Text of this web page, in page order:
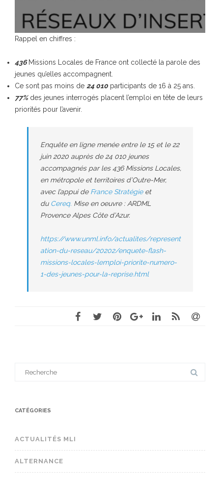
Rappel en chiffres :
436Missions Locales de France ont collecté la parole des
jeunes qu’elles accompagnent.
Ce sont pas moins de 24 010 participants de 16 à 25 ans.
77%des jeunes interrogés placent l’emploi en tête de leurs
priorités pour l’avenir.
Enquête en ligne menée entre le 15 et le 22
juin 2020 auprès de 24 010 jeunes
accompagnés par les 436 Missions Locales,
en métropole et territoires d’Outre-Mer,
avec l’appui de France Stratégieet
du Cereq. Mise en oeuvre : ARDML
Provence Alpes Côte d’Azur.
https://www.unml.info/actualites/represent
ation-du-reseau/20202/enquete-flash-
missions-locales-lemploi-priorite-numero-
1-des-jeunes-pour-la-reprise.html
CATÉGORIES
ACTUALITÉS MLI
ALTERNANCE